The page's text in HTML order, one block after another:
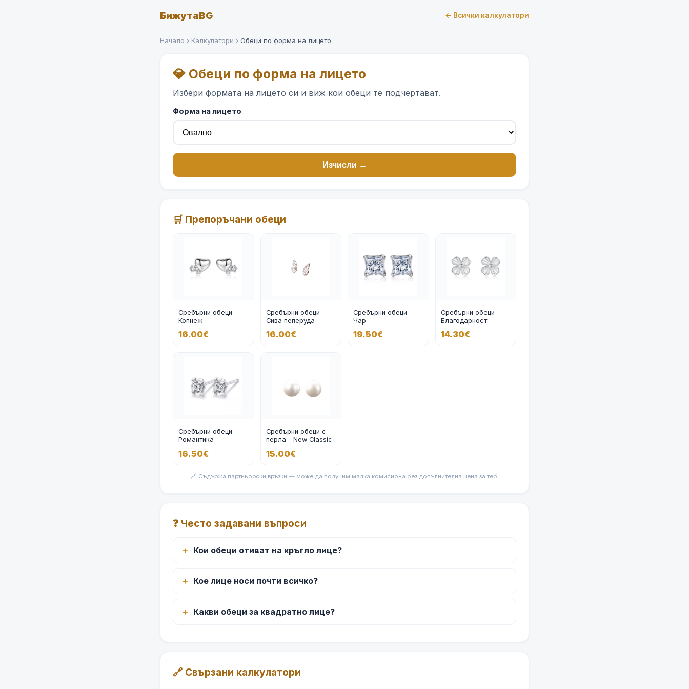
БижутаBG ← Всички калкулатори
Начало › Калкулатори › Обеци по форма на лицето
💎 Обеци по форма на лицето
Избери формата на лицето си и виж кои обеци те подчертават.
Форма на лицето
Изчисли →
🛒 Препоръчани обеци
Сребърни обеци -
Копнеж
16.00€
Сребърни обеци -
Сива пеперуда
16.00€
Сребърни обеци -
Чар
19.50€
Сребърни обеци -
Благодарност
14.30€
Сребърни обеци -
Романтика
16.50€
Сребърни обеци с
перла - New Classic
15.00€
🔗 Съдържа партньорски връзки — може да получим малка комисиона без допълнителна цена за теб.
❓ Често задавани въпроси
Кои обеци отиват на кръгло лице?
Кое лице носи почти всичко?
Какви обеци за квадратно лице?
🔗 Свързани калкулатори